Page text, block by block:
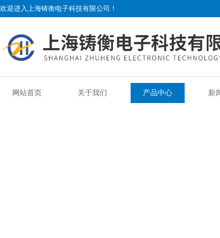
欢迎进入上海铸衡电子科技有限公司！
网站首页 关于我们 产品中心 新